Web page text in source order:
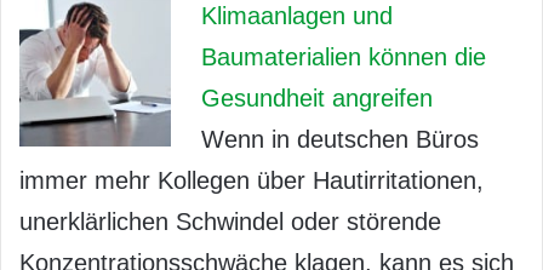
Klimaanlagen und
Baumaterialien können die
Gesundheit angreifen
Wenn in deutschen Büros
immer mehr Kollegen über Hautirritationen,
unerklärlichen Schwindel oder störende
Konzentrationsschwäche klagen, kann es sich